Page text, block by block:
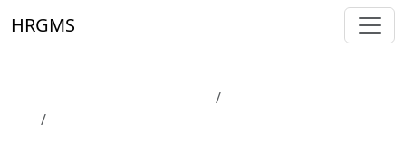
HRGMS